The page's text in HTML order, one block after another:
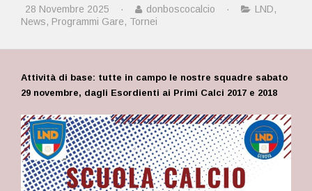
28 Novembre 2025 · donboscocalcio · LND,
News, Programmi Gare, Tornei
Attività di base: tutte in campo le nostre squadre sabato
29 novembre, dagli Esordienti ai Primi Calci 2017 e 2018